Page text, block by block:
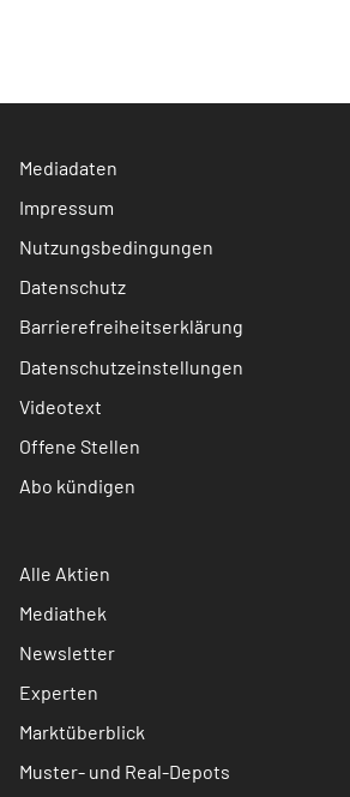
Mediadaten
Impressum
Nutzungsbedingungen
Datenschutz
Barrierefreiheitserklärung
Datenschutzeinstellungen
Videotext
Offene Stellen
Abo kündigen
Alle Aktien
Mediathek
Newsletter
Experten
Marktüberblick
Muster- und Real-Depots